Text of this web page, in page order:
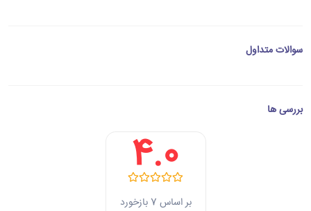
سوالات متداول
بررسی ها
4.0
بر اساس 7 بازخورد